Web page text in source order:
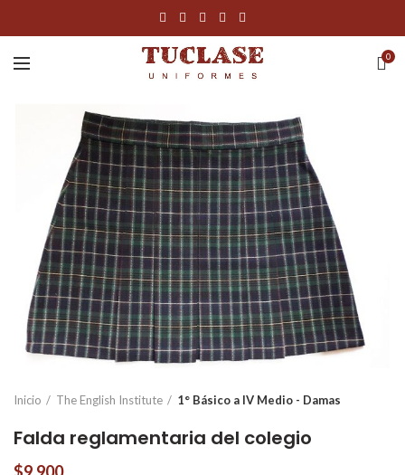
0
Inicio The English Institute 1° Básico a IV Medio - Damas
Falda reglamentaria del colegio